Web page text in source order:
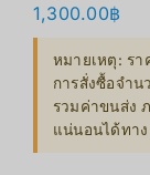
1,300.00฿
หมายเหตุ: รา
การสั่งซื้อจำ
รวมค่าขนส่ง
แน่นอนได้ทาง